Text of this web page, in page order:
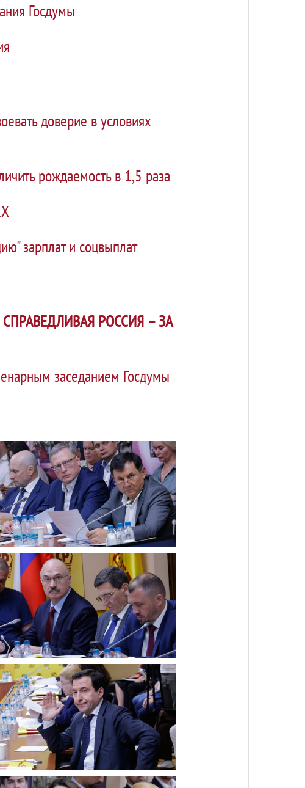
Госдумы
доверие в условиях
рождаемость в 1,5 раза
зарплат и соцвыплат
СПРАВЕДЛИВАЯ РОССИЯ – ЗА
заседанием Госдумы